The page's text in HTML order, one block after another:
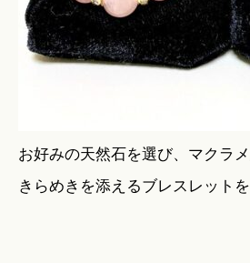
お好みの天然石を選び、マクラ
きらめきを添えるブレスレット